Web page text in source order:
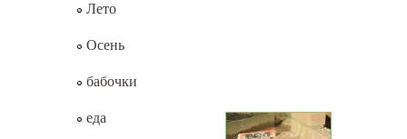
Лето
Осень
бабочки
еда